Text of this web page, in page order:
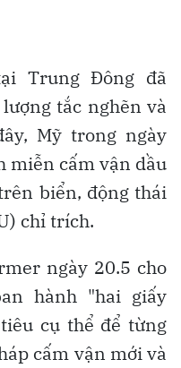
Trung Đông đã
tắc nghẽn và
Mỹ trong ngày
miễn cấm vận dầu
biển, động thái
chỉ trích.
ngày 20.5 cho
hành "hai giấy
cụ thể để từng
cấm vận mới và